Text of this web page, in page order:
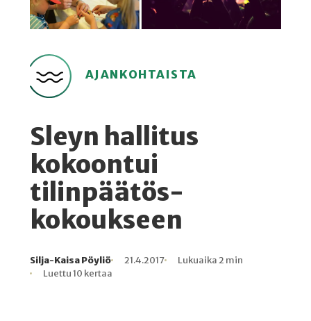
AJANKOHTAISTA
Sleyn hallitus
kokoontui
tilinpäätös-
kokoukseen
Kirjoittaja
Silja-Kaisa Pöyliö
Julkaistu
21.4.2017
Lukuaika
Lukuaika 2 min
Lukukertoja
Luettu 10 kertaa